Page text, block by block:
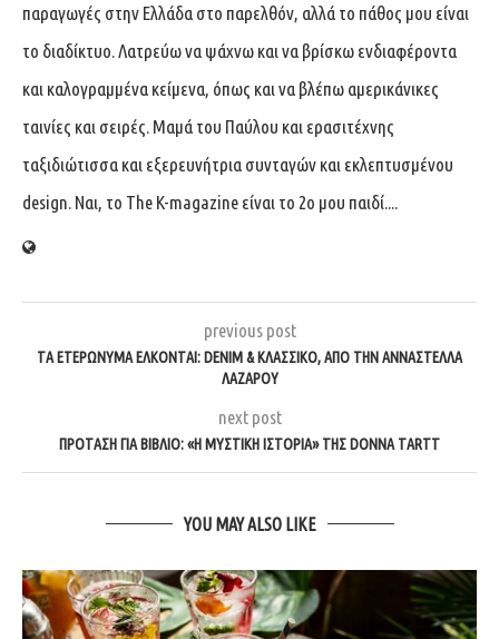
παραγωγές στην Ελλάδα στο παρελθόν, αλλά το πάθος μου είναι
το διαδίκτυο. Λατρεύω να ψάχνω και να βρίσκω ενδιαφέροντα
και καλογραμμένα κείμενα, όπως και να βλέπω αμερικάνικες
ταινίες και σειρές. Μαμά του Παύλου και ερασιτέχνης
ταξιδιώτισσα και εξερευνήτρια συνταγών και εκλεπτυσμένου
design. Ναι, το The K-magazine είναι το 2ο μου παιδί....
previous post
ΤΑ ΕΤΕΡΏΝΥΜΑ ΈΛΚΟΝΤΑΙ: DENIM & ΚΛΑΣΣΙΚΌ, ΑΠΌ ΤΗΝ ΑΝΝΑΣΤΈΛΛΑ
ΛΑΖΆΡΟΥ
next post
ΠΡΌΤΑΣΗ ΓΙΑ ΒΙΒΛΊΟ: «Η ΜΥΣΤΙΚΉ ΙΣΤΟΡΊΑ» ΤΗΣ DONNA TARTT
YOU MAY ALSO LIKE